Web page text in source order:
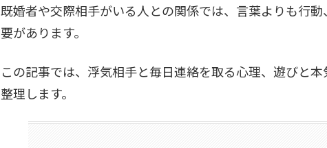
既婚者や交際相手がいる人との関係では、言葉よりも行
要があります。
この記事では、浮気相手と毎日連絡を取る心理、遊びと
整理します。